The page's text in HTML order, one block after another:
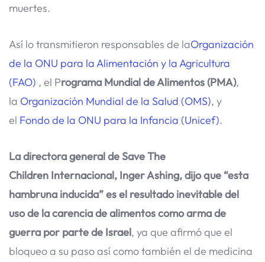
muertes.
Así lo transmitieron responsables de laOrganización
de la ONU para la Alimentación y la Agricultura
(FAO) , el Programa Mundial de Alimentos (PMA),
la Organización Mundial de la Salud (OMS), y
el Fondo de la ONU para la Infancia (Unicef).
La directora general de Save The
Children Internacional, Inger Ashing, dijo que “esta
hambruna inducida” es el resultado inevitable del
uso de la carencia de alimentos como arma de
guerra por parte de Israel, ya que afirmó que el
bloqueo a su paso así como también el de medicina